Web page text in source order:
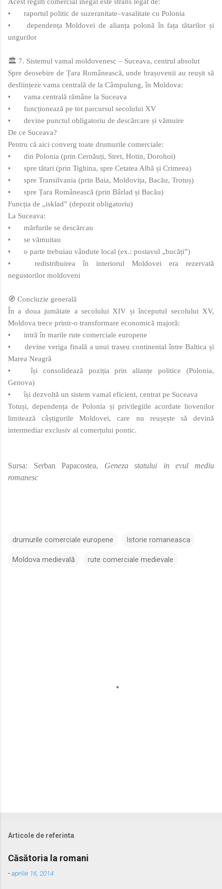
•
raportul politic de suzeranitate–vasalitate cu Polonia
•
dependența Moldovei de alianța polonă în fața tătarilor și
ungurilor
🏛️ 7. Sistemul vamal moldovenesc – Suceava, centrul absolut
Spre deosebire de Țara Românească, unde brașovenii au reușit să
desființeze vama centrală de la Câmpulung, în Moldova:
•
vama centrală rămâne la Suceava
•
funcționează pe tot parcursul secolului XV
•
devine punctul obligatoriu de descărcare și vămuire
De ce Suceava?
Pentru că aici converg toate drumurile comerciale:
•
din Polonia (prin Cernăuți, Siret, Hotin, Dorohoi)
•
spre tătari (prin Tighina, spre Cetatea Albă și Crimeea)
•
spre Transilvania (prin Baia, Moldovița, Bacău, Trotuș)
•
spre Țara Românească (prin Bârlad și Bacău)
Funcția de „isklad” (depozit obligatoriu)
La Suceava:
•
mărfurile se descărcau
•
se vămuitau
•
o parte trebuiau vândute local (ex.: postavul „bucăți”)
•
redistribuirea în interiorul Moldovei era rezervată
negustorilor moldoveni
🧭 Concluzie generală
În a doua jumătate a secolului XIV și începutul secolului XV,
Moldova trece printr-o transformare economică majoră:
•
intră în marile rute comerciale europene
•
devine veriga finală a unui traseu continental între Baltica și
Marea Neagră
•
își consolidează poziția prin alianțe politice (Polonia,
Genova)
•
își dezvoltă un sistem vamal eficient, centrat pe Suceava
Totuși, dependența de Polonia și privilegiile acordate liovenilor
limitează câștigurile Moldovei, care nu reușește să devină
intermediar exclusiv al comerțului pontic.
Sursa: Serban Papacostea, Geneza statului in evul mediu
romanesc
drumurile comerciale europene Istorie romaneasca
Moldova medievală rute comerciale medievale
Articole de referinta
Căsătoria la romani
-aprilie 16, 2014